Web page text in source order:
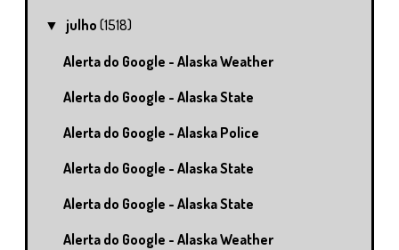
▼ julho(1518)
Alerta do Google - Alaska Weather
Alerta do Google - Alaska State
Alerta do Google - Alaska Police
Alerta do Google - Alaska State
Alerta do Google - Alaska State
Alerta do Google - Alaska Weather